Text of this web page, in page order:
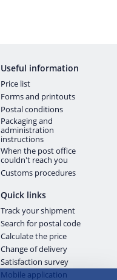
Useful information
Price list
Forms and printouts
Postal conditions
Packaging and
administration
instructions
When the post office
couldn't reach you
Customs procedures
Quick links
Track your shipment
Search for postal code
Calculate the price
Change of delivery
Satisfaction survey
Mobile application